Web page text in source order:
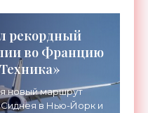
рекордный
во Францию
новый маршрут
в Нью-Йорк и